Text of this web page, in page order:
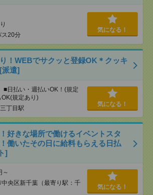
ス20分
気になる！
！WEBでサクッと登録OK＊クッキ
派遣]
日払い・週払いOK！(規定
規定あり)
丁目駅
気になる！
好きな場所で働けるイベントスタ
働いたその日に給料もらえる日払
]
～
央区新千葉（最寄り駅：千
気になる！